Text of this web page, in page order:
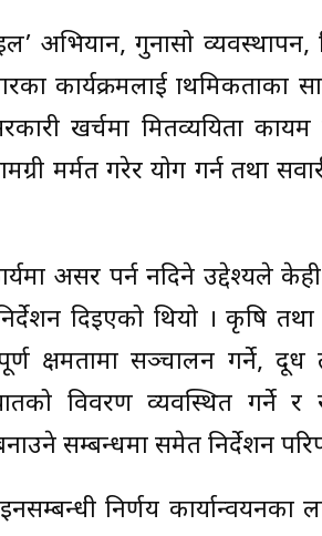
अभियान, गुनासो
कार्यक्रमलाई प्राथमिकताका
खर्चमा मितव्ययिता
मर्मत गरेर प्रयोग गर्न तथा
असर पर्न नदिने उद्देश्यले
दिइएको थियो । कृषि तथा
क्षमतामा सञ्चालन गर्ने,
विवरण व्यवस्थित गर्ने र
सम्बन्धमा समेत निर्देशन
निर्णय कार्यान्वयनका